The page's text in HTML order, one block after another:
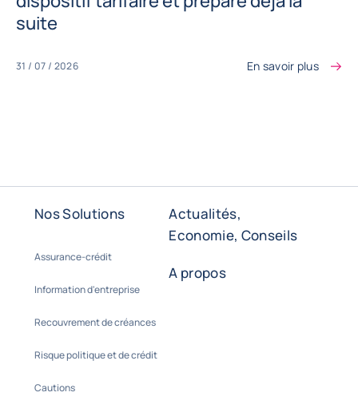
suite
31 / 07 / 2026 En savoir plus
Nos Solutions
Assurance-crédit
Information d'entreprise
Recouvrement de créances
Risque politique et de crédit
Cautions
Actualités,
Economie, Conseils
A propos